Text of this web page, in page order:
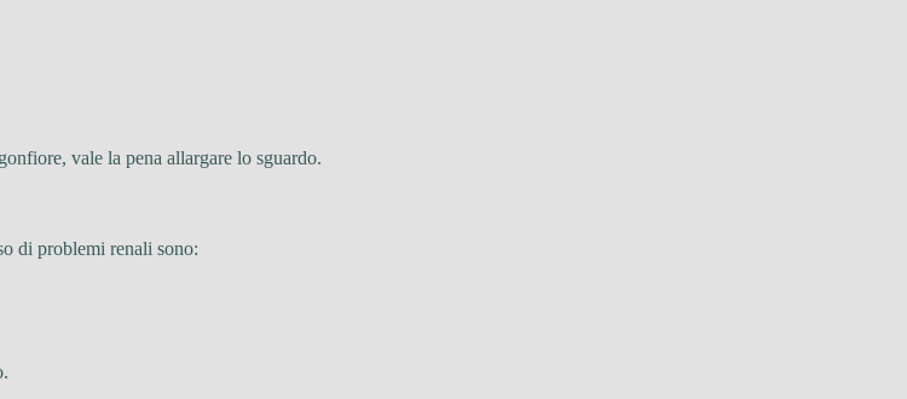
vale la pena allargare lo sguardo.
di problemi renali sono: